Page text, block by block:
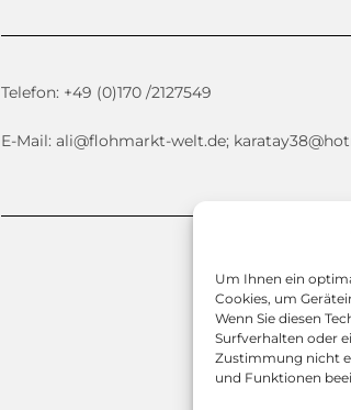
Um Ihnen ein
Cookies, um
Wenn Sie diesen
Surfverhalten oder
Zustimmung nicht
und Funktionen
Telefon: +49 (0)170 /2127549
E-Mail: ali@flohmarkt-welt.de;